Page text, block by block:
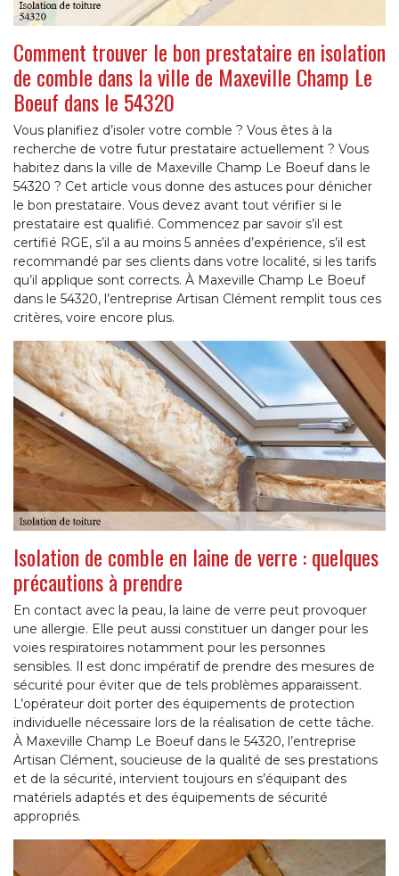
Comment trouver le bon prestataire en isolation
de comble dans la ville de Maxeville Champ Le
Boeuf dans le 54320
Vous planifiez d’isoler votre comble ? Vous êtes à la
recherche de votre futur prestataire actuellement ? Vous
habitez dans la ville de Maxeville Champ Le Boeuf dans le
54320 ? Cet article vous donne des astuces pour dénicher
le bon prestataire. Vous devez avant tout vérifier si le
prestataire est qualifié. Commencez par savoir s’il est
certifié RGE, s’il a au moins 5 années d’expérience, s’il est
recommandé par ses clients dans votre localité, si les tarifs
qu’il applique sont corrects. À Maxeville Champ Le Boeuf
dans le 54320, l’entreprise Artisan Clément remplit tous ces
critères, voire encore plus.
Isolation de comble en laine de verre : quelques
précautions à prendre
En contact avec la peau, la laine de verre peut provoquer
une allergie. Elle peut aussi constituer un danger pour les
voies respiratoires notamment pour les personnes
sensibles. Il est donc impératif de prendre des mesures de
sécurité pour éviter que de tels problèmes apparaissent.
L’opérateur doit porter des équipements de protection
individuelle nécessaire lors de la réalisation de cette tâche.
À Maxeville Champ Le Boeuf dans le 54320, l’entreprise
Artisan Clément, soucieuse de la qualité de ses prestations
et de la sécurité, intervient toujours en s’équipant des
matériels adaptés et des équipements de sécurité
appropriés.